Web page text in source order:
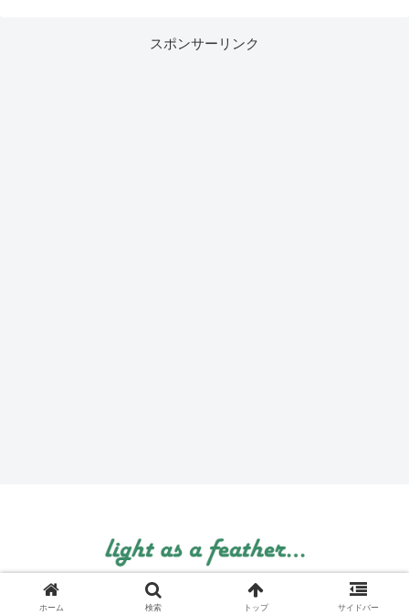
スポンサーリンク
© 1999 light as a feather....
ホーム 検索 トップ サイドバー